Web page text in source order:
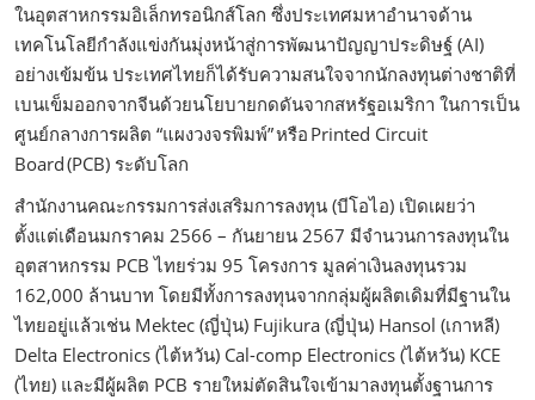
ในอุตสาหกรรมอิเล็กทรอนิกส์โลก ซึ่งประเทศมหาอำนาจด้าน
เทคโนโลยีกำลังแข่งกันมุ่งหน้าสู่การพัฒนาปัญญาประดิษฐ์ (AI)
อย่างเข้มข้น ประเทศไทยก็ได้รับความสนใจจากนักลงทุนต่างชาติที่
เบนเข็มออกจากจีนด้วยนโยบายกดดันจากสหรัฐอเมริกา ในการเป็น
ศูนย์กลางการผลิต “แผงวงจรพิมพ์” หรือ Printed Circuit
Board (PCB) ระดับโลก
สำนักงานคณะกรรมการส่งเสริมการลงทุน (บีโอไอ) เปิดเผยว่า
ตั้งแต่เดือนมกราคม 2566 – กันยายน 2567 มีจำนวนการลงทุนใน
อุตสาหกรรม PCB ไทยร่วม 95 โครงการ มูลค่าเงินลงทุนรวม
162,000 ล้านบาท โดยมีทั้งการลงทุนจากกลุ่มผู้ผลิตเดิมที่มีฐานใน
ไทยอยู่แล้วเช่น Mektec (ญี่ปุ่น) Fujikura (ญี่ปุ่น) Hansol (เกาหลี)
Delta Electronics (ไต้หวัน) Cal-comp Electronics (ไต้หวัน) KCE
(ไทย) และมีผู้ผลิต PCB รายใหม่ตัดสินใจเข้ามาลงทุนตั้งฐานการ